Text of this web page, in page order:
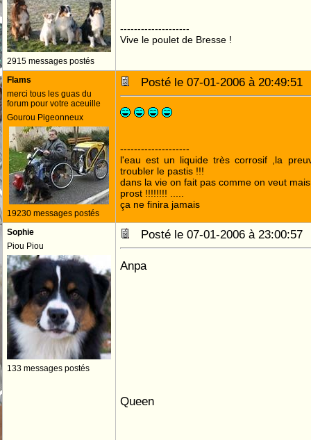
2915 messages postés
--------------------
Vive le poulet de Bresse !
Flams
merci tous les guas du
forum pour votre aceuille
Gourou Pigeonneux
19230 messages postés
Posté le 07-01-2006 à
--------------------
l'eau est un liquide très corrosif ,la
troubler le pastis !!!
dans la vie on fait pas comme on veut
prost !!!!!!!! .....
ça ne finira jamais
Sophie
Piou Piou
133 messages postés
Posté le 07-01-2006 à
Anpa
Queen